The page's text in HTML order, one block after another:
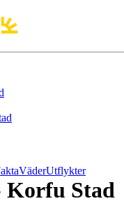
VäderUtflykter
Korfu Stad